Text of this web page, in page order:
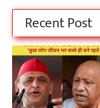
Recent Post